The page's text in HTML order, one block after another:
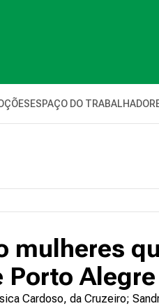
ESPAÇO DO TRABALHADOR
mulheres
Porto Alegre
Cardoso, da Cruzeiro;